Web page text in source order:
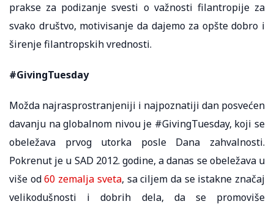
prakse za podizanje svesti o važnosti filantropije za
svako društvo, motivisanje da dajemo za opšte dobro i
širenje filantropskih vrednosti.
#GivingTuesday
Možda najrasprostranjeniji i najpoznatiji dan posvećen
davanju na globalnom nivou je #GivingTuesday, koji se
obeležava prvog utorka posle Dana zahvalnosti.
Pokrenut je u SAD 2012. godine, a danas se obeležava u
više od60 zemalja sveta, sa ciljem da se istakne značaj
velikodušnosti i dobrih dela, da se promoviše